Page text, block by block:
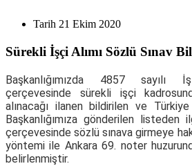
Tarih 21 Ekim 2020
Sürekli İşçi Alımı Sözlü Sınav
Başkanlığımızda 4857 sayılı
çerçevesinde sürekli işçi
alınacağı ilanen bildirilen ve
Başkanlığımıza gönderilen listeden
çerçevesinde sözlü sınava girmeye
yöntemi ile Ankara 69. noter
belirlenmiştir.